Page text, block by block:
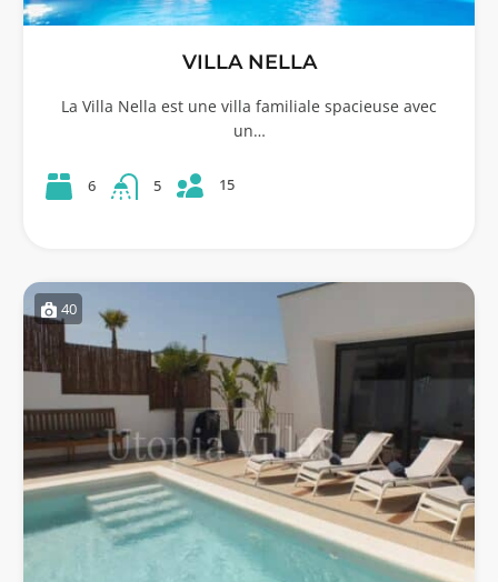
VILLA NELLA
La Villa Nella est une villa familiale spacieuse avec
un…
6 5 15
40